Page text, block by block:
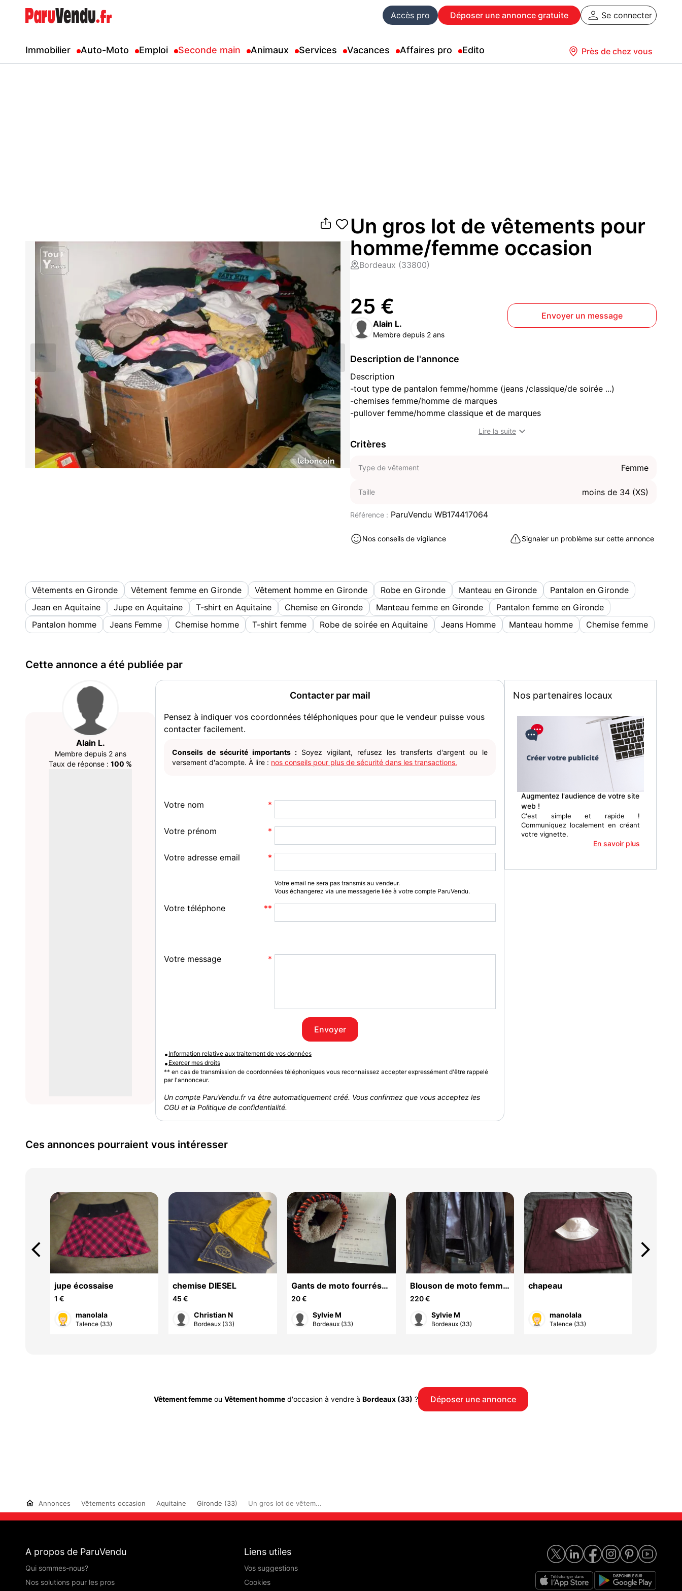
Accès pro Déposer une annonce gratuite Se connecter
Immobilier Auto-Moto Emploi Seconde main Animaux Services Vacances Affaires pro Edito Près de chez vous
Un gros lot de vêtements pour
homme/femme occasion
Bordeaux (33800)
25 €
Alain L.
Membre depuis 2 ans
Envoyer un message
Description de l'annonce
Description
-tout type de pantalon femme/homme (jeans /classique/de soirée ...)
-chemises femme/homme de marques
-pullover femme/homme classique et de marques
-manteau en fourrure synthétique uniquement pour femme état neuf
-T-shirts femme/homme neufs
--toutes les tailles
Vêtements occasion à vendre à Bordeaux (33800)
Lire la suite 
Critères
Type de vêtement Femme
Taille moins de 34 (XS)
Référence : ParuVendu WB174417064
Nos conseils de vigilance Signaler un problème sur cette annonce
Vêtements en Gironde Vêtement femme en Gironde Vêtement homme en Gironde Robe en Gironde Manteau en Gironde
Pantalon en Gironde
Jean en Aquitaine
Jupe en Aquitaine T-shirt en Aquitaine Chemise en Gironde Manteau femme en Gironde
Pantalon femme en Gironde
Pantalon homme
Jeans Femme Chemise homme T-shirt femme Robe de soirée en Aquitaine Jeans Homme Manteau homme Chemise femme
Cette annonce a été publiée par
Alain L.
Membre depuis 2 ans
Taux de réponse : 100 %
Contacter par mail
Pensez à indiquer vos coordonnées téléphoniques pour que le vendeur puisse vous
contacter facilement.
Conseils de sécurité importants : Soyez vigilant, refusez les transferts d'argent ou le
versement d'acompte. À lire : nos conseils pour plus de sécurité dans les transactions.
Votre nom
Votre prénom
Votre adresse email
Votre email ne sera pas transmis au vendeur.
Vous échangerez via une messagerie liée à votre compte ParuVendu.
Votre téléphone
Votre message
Envoyer
• Information relative aux traitement de vos données
• Exercer mes droits
** en cas de transmission de coordonnées téléphoniques vous reconnaissez accepter expressément d'être rappelé
par l'annonceur.
Un compte ParuVendu.fr va être automatiquement créé. Vous confirmez que vous acceptez les
CGU et la Politique de confidentialité.
Nos partenaires locaux
Augmentez l'audience de votre site
web !
C'est simple et rapide !
Communiquez localement en créant
votre vignette.
En savoir plus
Ces annonces pourraient vous intéresser
jupe écossaise
1 €
manolala
Talence (33)
chemise DIESEL
45 €
Christian N
Bordeaux (33)
Gants de moto fourrés
noir très bon état
20 €
Sylvie M
Bordeaux (33)
Blouson de moto femme
en cuir cintrée petite
220 €
Sylvie M
Bordeaux (33)
chapeau
manolala
Talence (33)
arrow_back_ios arrow_forward_ios
Vêtement femme ou Vêtement homme d'occasion à vendre à Bordeaux (33) ? Déposer une annonce
Annonces Vêtements occasion Aquitaine Gironde (33) Un gros lot de vêtem...
A propos de ParuVendu
Qui sommes-nous?
Nos solutions pour les pros
Liens utiles
Vos suggestions
Cookies